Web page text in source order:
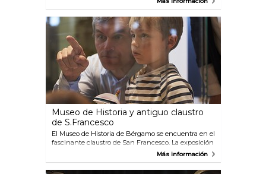
Campanone y el Museo de la Edad Véneta (Palazzo
del Podestà).
Museo de Historia y antiguo claustro
de S.Francesco
El Museo de Historia de Bérgamo se encuentra en el
fascinante claustro de San Francesco. La exposición
incluye reconstrucciones de distintos
emplazamientos, presentaciones multimedia y
fichas explicativas móviles.
Más información